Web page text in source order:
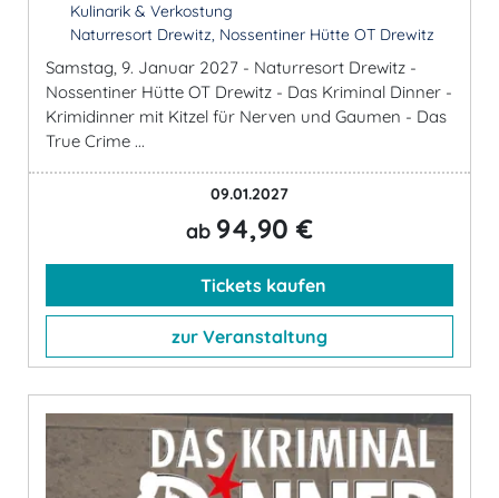
Kulinarik & Verkostung
Naturresort Drewitz, Nossentiner Hütte OT Drewitz
Samstag, 9. Januar 2027 - Naturresort Drewitz -
Nossentiner Hütte OT Drewitz - Das Kriminal Dinner -
Krimidinner mit Kitzel für Nerven und Gaumen - Das
True Crime ...
09.01.2027
ab 94,90 €
Tickets kaufen
zur Veranstaltung